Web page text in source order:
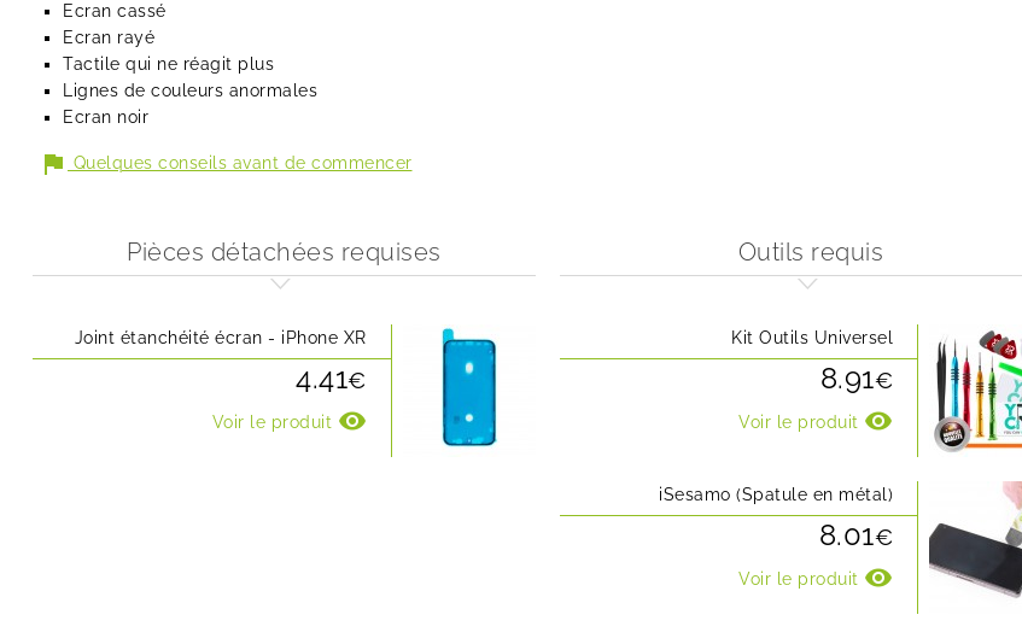
Ecran cassé
Ecran rayé
Tactile qui ne réagit plus
Lignes de couleurs anormales
Ecran noir
flag Quelques conseils avant de commencer
Pièces détachées requises
Joint étanchéité écran - iPhone XR
4.41€
Voir le produit visibility
Outils requis
Kit Outils Universel
8.91€
Voir le produit visibility
iSesamo (Spatule en métal)
8.01€
Voir le produit visibility